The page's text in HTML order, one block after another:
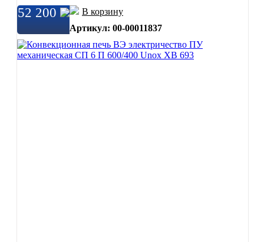
52 200
В корзину
Артикул: 00-00011837